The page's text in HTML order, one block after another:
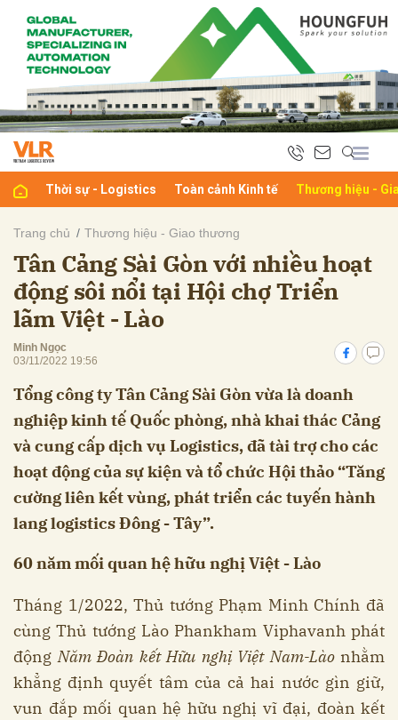
Thời sự - Logistics Toàn cảnh Kinh tế Thương hiệu -
Trang chủ Thương hiệu - Giao thương
Tân Cảng Sài Gòn với nhiều hoạt
động sôi nổi tại Hội chợ Triển
lãm Việt - Lào
Minh Ngọc
03/11/2022 19:56
Tổng công ty Tân Cảng Sài Gòn vừa là doanh
nghiệp kinh tế Quốc phòng, nhà khai thác Cảng
và cung cấp dịch vụ Logistics, đã tài trợ cho các
hoạt động của sự kiện và tổ chức Hội thảo “Tăng
cường liên kết vùng, phát triển các tuyến hành
lang logistics Đông - Tây”.
60 năm mối quan hệ hữu nghị Việt - Lào
Tháng 1/2022, Thủ tướng Phạm Minh Chính đã
cùng Thủ tướng Lào Phankham Viphavanh phát
độngNăm Đoàn kết Hữu nghị Việt Nam-Làonhằm
khẳng định quyết tâm của cả hai nước gìn giữ,
vun đắp mối quan hệ hữu nghị vĩ đại, đoàn kết
luận
Hủy